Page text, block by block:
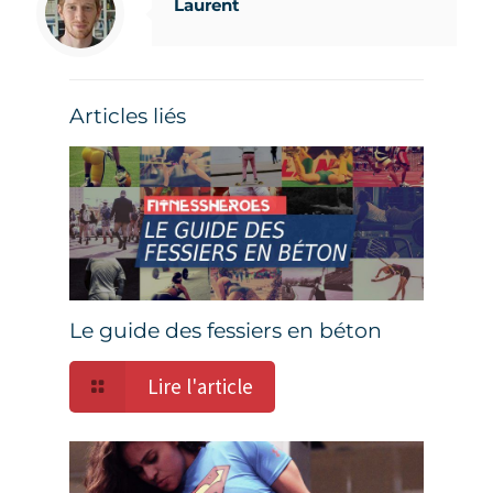
Laurent
Articles liés
Le guide des fessiers en béton
Lire l'article